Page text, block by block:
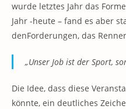
wurde letztes Jahr das
Jahr -heute – fand es aber
denForderungen, das
„Unser Job ist der Sport,
Die Idee, dass diese
könnte, ein deutliches